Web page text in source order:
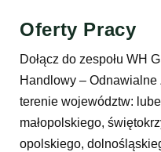
Oferty Pracy
Dołącz do zespołu WH
Handlowy – Odnawialne
terenie województw:
małopolskiego,
opolskiego,